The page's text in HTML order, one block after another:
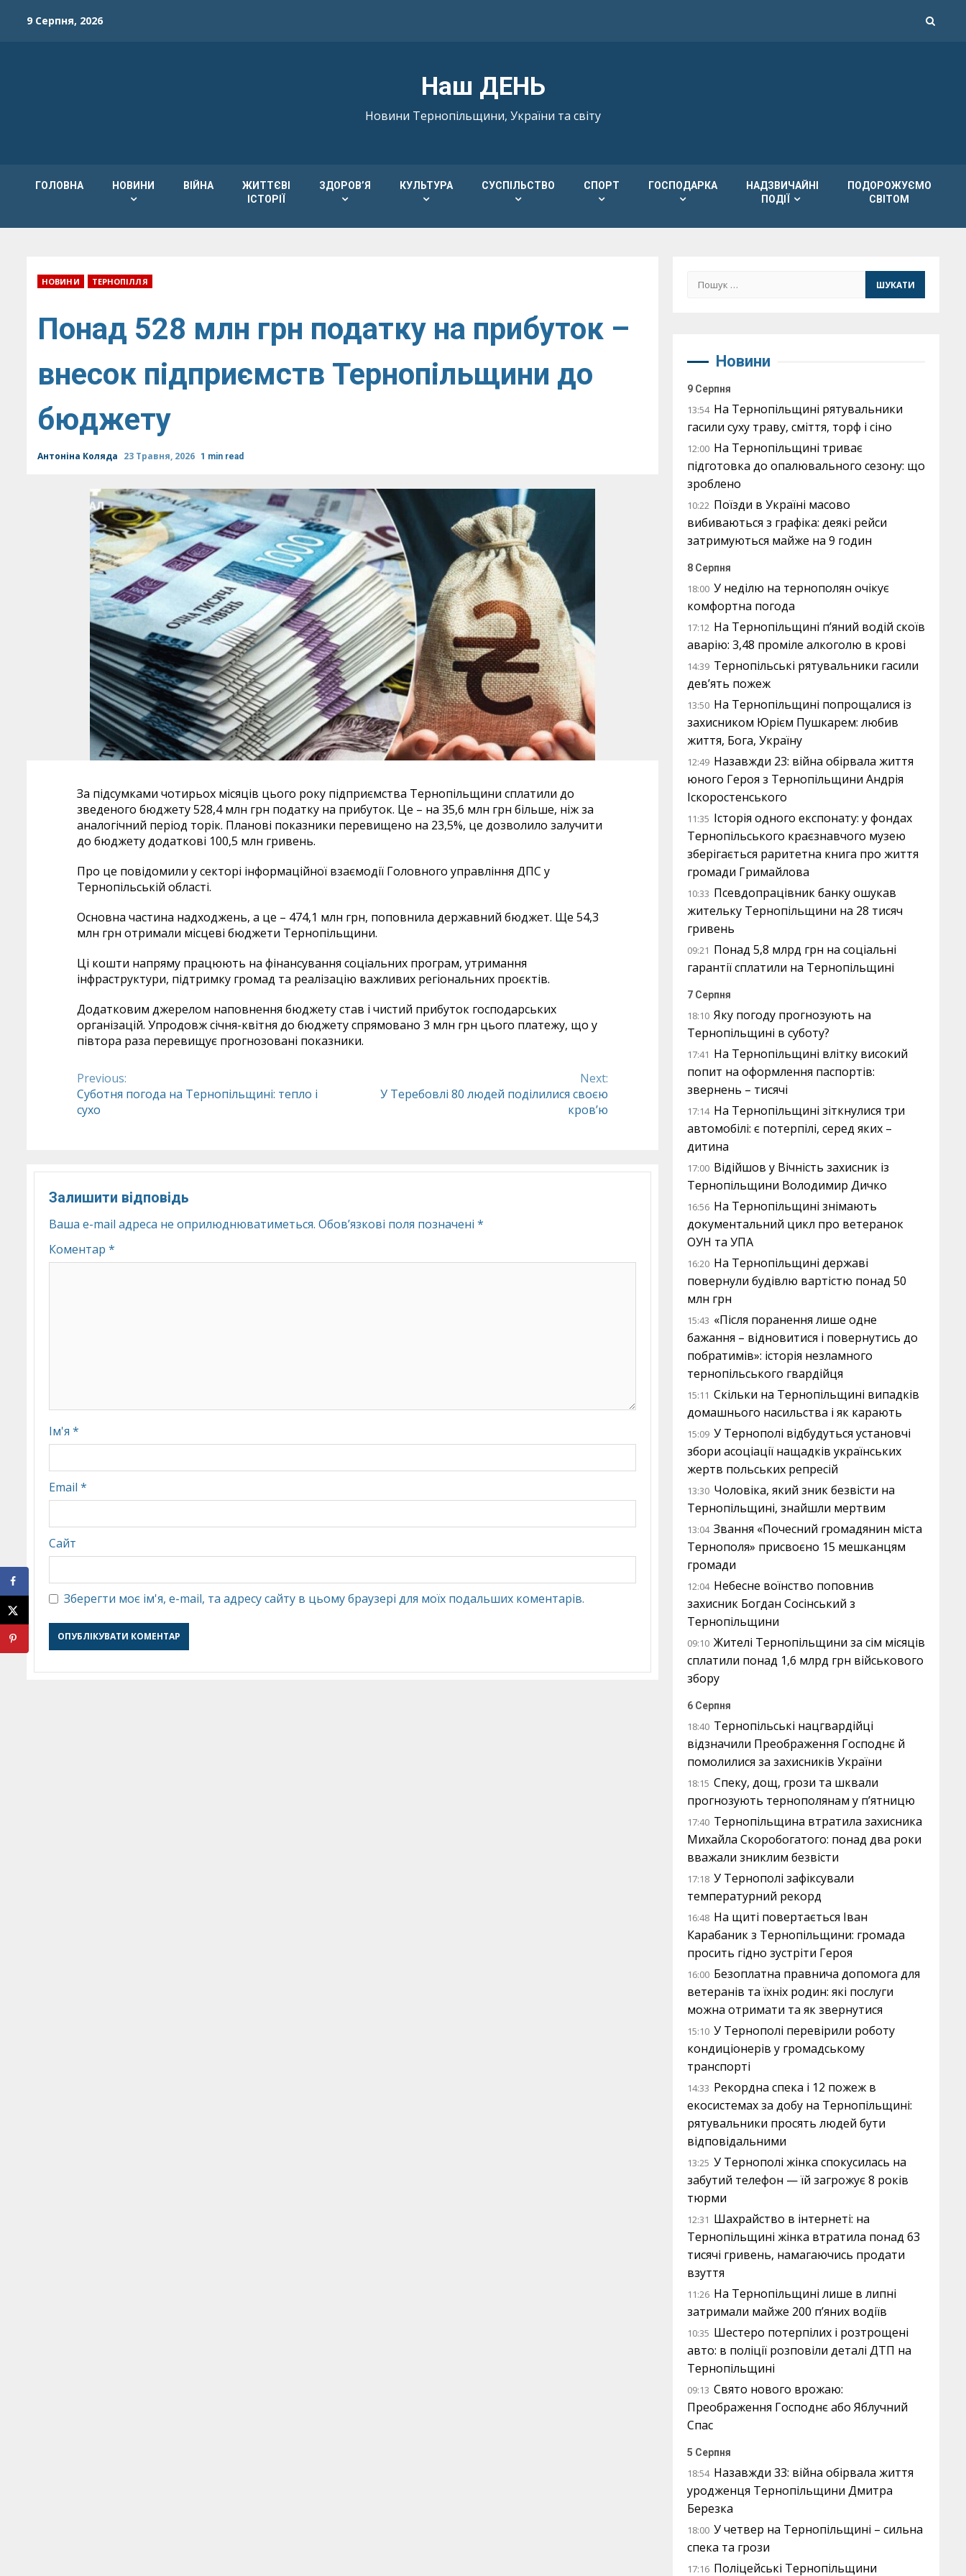
9 Серпня, 2026
Наш ДЕНЬ
Новини Тернопільщини, України та світу
ГОЛОВНА НОВИНИ ВІЙНА
ЖИТТЄВІ
ІСТОРІЇ
ЗДОРОВ’Я КУЛЬТУРА СУСПІЛЬСТВО СПОРТ ГОСПОДАРКА
НАДЗВИЧАЙНІ
ПОДІЇ
ПОДОРОЖУЄМО
СВІТОМ
НОВИНИ ТЕРНОПІЛЛЯ
Понад 528 млн грн податку на прибуток –
внесок підприємств Тернопільщини до
бюджету
Антоніна Коляда 23 Травня, 2026 1 min read
За підсумками чотирьох місяців цього року підприємства Тернопільщини сплатили до
зведеного бюджету 528,4 млн грн податку на прибуток. Це – на 35,6 млн грн більше, ніж за
аналогічний період торік. Планові показники перевищено на 23,5%, це дозволило залучити
до бюджету додаткові 100,5 млн гривень.
Про це повідомили у секторі інформаційної взаємодії Головного управління ДПС у
Тернопільській області.
Основна частина надходжень, а це – 474,1 млн грн, поповнила державний бюджет. Ще 54,3
млн грн отримали місцеві бюджети Тернопільщини.
Ці кошти напряму працюють на фінансування соціальних програм, утримання
інфраструктури, підтримку громад та реалізацію важливих регіональних проєктів.
Додатковим джерелом наповнення бюджету став і чистий прибуток господарських
організацій. Упродовж січня-квітня до бюджету спрямовано 3 млн грн цього платежу, що у
півтора раза перевищує прогнозовані показники.
Continue
Reading
Previous:
Суботня погода на Тернопільщині: тепло і
сухо
Next:
У Теребовлі 80 людей поділилися своєю
кров’ю
Залишити відповідь
Ваша e-mail адреса не оприлюднюватиметься. Обов’язкові поля позначені *
Коментар *
Ім'я *
Email *
Сайт
Зберегти моє ім'я, e-mail, та адресу сайту в цьому браузері для моїх подальших коментарів.
Пошук:
Новини
9 Серпня
13:54 На Тернопільщині рятувальники
гасили суху траву, сміття, торф і сіно
12:00 На Тернопільщині триває
підготовка до опалювального сезону: що
зроблено
10:22 Поїзди в Україні масово
вибиваються з графіка: деякі рейси
затримуються майже на 9 годин
8 Серпня
18:00 У неділю на тернополян очікує
комфортна погода
17:12 На Тернопільщині п’яний водій скоїв
аварію: 3,48 проміле алкоголю в крові
14:39 Тернопільські рятувальники гасили
дев’ять пожеж
13:50 На Тернопільщині попрощалися із
захисником Юрієм Пушкарем: любив
життя, Бога, Україну
12:49 Назавжди 23: війна обірвала життя
юного Героя з Тернопільщини Андрія
Іскоростенського
11:35 Історія одного експонату: у фондах
Тернопільського краєзнавчого музею
зберігається раритетна книга про життя
громади Гримайлова
10:33 Псевдопрацівник банку ошукав
жительку Тернопільщини на 28 тисяч
гривень
09:21 Понад 5,8 млрд грн на соціальні
гарантії сплатили на Тернопільщині
7 Серпня
18:10 Яку погоду прогнозують на
Тернопільщині в суботу?
17:41 На Тернопільщині влітку високий
попит на оформлення паспортів:
звернень – тисячі
17:14 На Тернопільщині зіткнулися три
автомобілі: є потерпілі, серед яких –
дитина
17:00 Відійшов у Вічність захисник із
Тернопільщини Володимир Дичко
16:56 На Тернопільщині знімають
документальний цикл про ветеранок
ОУН та УПА
16:20 На Тернопільщині державі
повернули будівлю вартістю понад 50
млн грн
15:43 «Після поранення лише одне
бажання – відновитися і повернутись до
побратимів»: історія незламного
тернопільського гвардійця
15:11 Скільки на Тернопільщині випадків
домашнього насильства і як карають
15:09 У Тернополі відбудуться установчі
збори асоціації нащадків українських
жертв польських репресій
13:30 Чоловіка, який зник безвісти на
Тернопільщині, знайшли мертвим
13:04 Звання «Почесний громадянин міста
Тернополя» присвоєно 15 мешканцям
громади
12:04 Небесне воїнство поповнив
захисник Богдан Сосінський з
Тернопільщини
09:10 Жителі Тернопільщини за сім місяців
сплатили понад 1,6 млрд грн військового
збору
6 Серпня
18:40 Тернопільські нацгвардійці
відзначили Преображення Господнє й
помолилися за захисників України
18:15 Спеку, дощ, грози та шквали
прогнозують тернополянам у п’ятницю
17:40 Тернопільщина втратила захисника
Михайла Скоробогатого: понад два роки
вважали зниклим безвісти
17:18 У Тернополі зафіксували
температурний рекорд
16:48 На щиті повертається Іван
Карабаник з Тернопільщини: громада
просить гідно зустріти Героя
16:00 Безоплатна правнича допомога для
ветеранів та їхніх родин: які послуги
можна отримати та як звернутися
15:10 У Тернополі перевірили роботу
кондиціонерів у громадському
транспорті
14:33 Рекордна спека і 12 пожеж в
екосистемах за добу на Тернопільщині:
рятувальники просять людей бути
відповідальними
13:25 У Тернополі жінка спокусилась на
забутий телефон — їй загрожує 8 років
тюрми
12:31 Шахрайство в інтернеті: на
Тернопільщині жінка втратила понад 63
тисячі гривень, намагаючись продати
взуття
11:26 На Тернопільщині лише в липні
затримали майже 200 п’яних водіїв
10:35 Шестеро потерпілих і розтрощені
авто: в поліції розповіли деталі ДТП на
Тернопільщині
09:13 Свято нового врожаю:
Преображення Господнє або Яблучний
Спас
5 Серпня
18:54 Назавжди 33: війна обірвала життя
уродженця Тернопільщини Дмитра
Березка
18:00 У четвер на Тернопільщині – сильна
спека та грози
17:16 Поліцейські Тернопільщини